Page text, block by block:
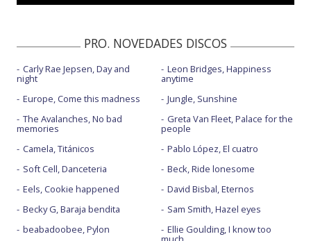
PRO. NOVEDADES DISCOS
Carly Rae Jepsen, Day and
night
Europe, Come this madness
The Avalanches, No bad
memories
Camela, Titánicos
Soft Cell, Danceteria
Eels, Cookie happened
Becky G, Baraja bendita
beabadoobee, Pylon
Leon Bridges, Happiness
anytime
Jungle, Sunshine
Greta Van Fleet, Palace for the
people
Pablo López, El cuatro
Beck, Ride lonesome
David Bisbal, Eternos
Sam Smith, Hazel eyes
Ellie Goulding, I know too